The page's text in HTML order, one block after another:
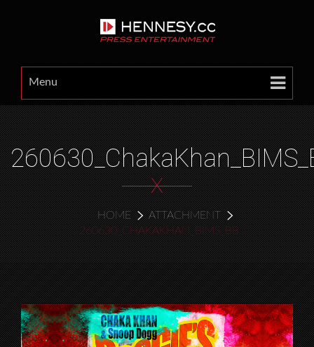
Menu
X
HOME
ATTACHMENT
260630_CHAKAKHAN_BIMS_BB